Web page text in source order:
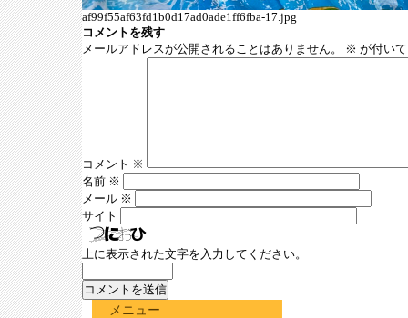
af99f55af63fd1b0d17ad0ade1ff6fba-17.jpg
コメントを残す
メールアドレスが公開されることはありません。
※ が付い
コメント ※
名前 ※
メール ※
サイト
上に表示された文字を入力してください。
メニュー